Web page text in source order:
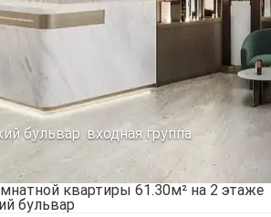
бульвар. входная группа